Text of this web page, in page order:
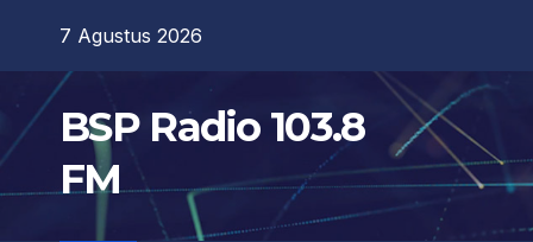
content
7 Agustus 2026
BSP Radio 103.8
FM